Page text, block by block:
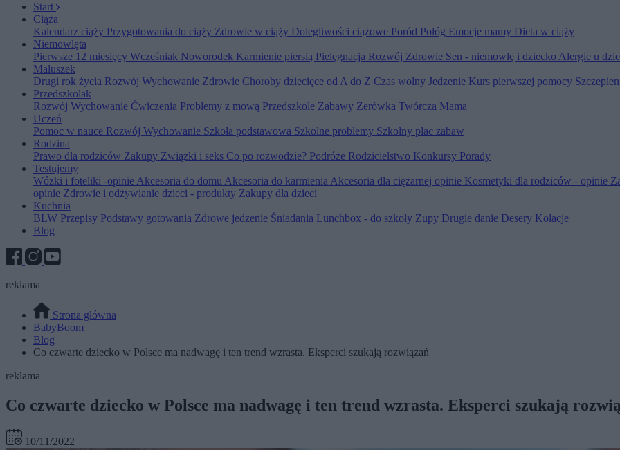
Start
Ciąża
Kalendarz ciąży Przygotowania do ciąży Zdrowie w ciąży Dolegliwości ciążowe Poród Połóg Emocje mamy Dieta w ciąży
Niemowlęta
Pierwsze 12 miesięcy Wcześniak Noworodek Karmienie piersią Pielęgnacja Rozwój Zdrowie Sen - niemowlę i dziecko Alergie u
Maluszek
Drugi rok życia Rozwój Wychowanie Zdrowie Choroby dziecięce od A do Z Czas wolny Jedzenie Kurs pierwszej pomocy
Przedszkolak
Rozwój Wychowanie Ćwiczenia Problemy z mową Przedszkole Zabawy Zerówka Twórcza Mama
Uczeń
Pomoc w nauce Rozwój Wychowanie Szkoła podstawowa Szkolne problemy Szkolny plac zabaw
Rodzina
Prawo dla rodziców Zakupy Związki i seks Co po rozwodzie? Podróże Rodzicielstwo Konkursy Porady
Testujemy
Wózki i foteliki -opinieAkcesoria do domu Akcesoria do karmieniaAkcesoria dla ciężarnej opinie Kosmetyki dla rodziców - opinie
opinie Zdrowie i odżywianie dzieci - produkty Zakupy dla dzieci
Kuchnia
BLW Przepisy Podstawy gotowania Zdrowe jedzenie Śniadania Lunchbox - do szkoły Zupy Drugie danie Desery Kolacje
Blog
reklama
Strona główna
BabyBoom
Blog
Co czwarte dziecko w Polsce ma nadwagę i ten trend wzrasta. Eksperci szukają rozwiązań
reklama
Co czwarte dziecko w Polsce ma nadwagę i ten trend wzrasta. Eksperci szukają
10/11/2022